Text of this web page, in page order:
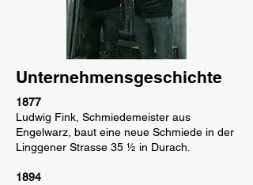
Unternehmensgeschichte
1877
Ludwig Fink, Schmiedemeister aus
Engelwarz, baut eine neue Schmiede in der
Linggener Strasse 35 ½ in Durach.
1894